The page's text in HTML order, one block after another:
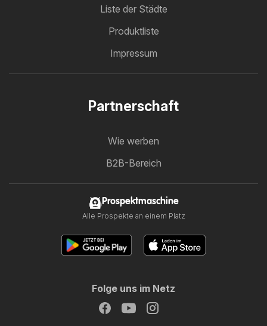
Liste der Städte
Produktliste
Impressum
Partnerschaft
Wie werben
B2B-Bereich
Prospektmaschine
Alle Prospekte an einem Platz
Folge uns im Netz